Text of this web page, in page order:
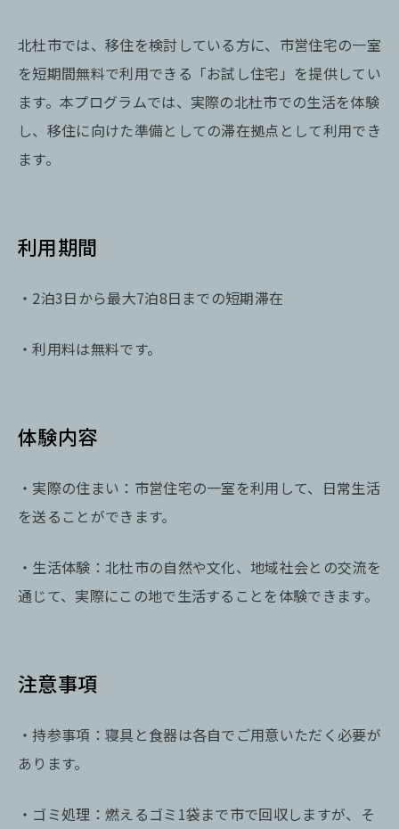
北杜市では、移住を検討している方に、市営住宅の一室
を短期間無料で利用できる「お試し住宅」を提供してい
ます。本プログラムでは、実際の北杜市での生活を体験
し、移住に向けた準備としての滞在拠点として利用でき
ます。
利用期間
・2泊3日から最大7泊8日までの短期滞在
・利用料は無料です。
体験内容
・実際の住まい：市営住宅の一室を利用して、日常生活
を送ることができます。
・生活体験：北杜市の自然や文化、地域社会との交流を
通じて、実際にこの地で生活することを体験できます。
注意事項
・持参事項：寝具と食器は各自でご用意いただく必要が
あります。
・ゴミ処理：燃えるゴミ1袋まで市で回収しますが、そ